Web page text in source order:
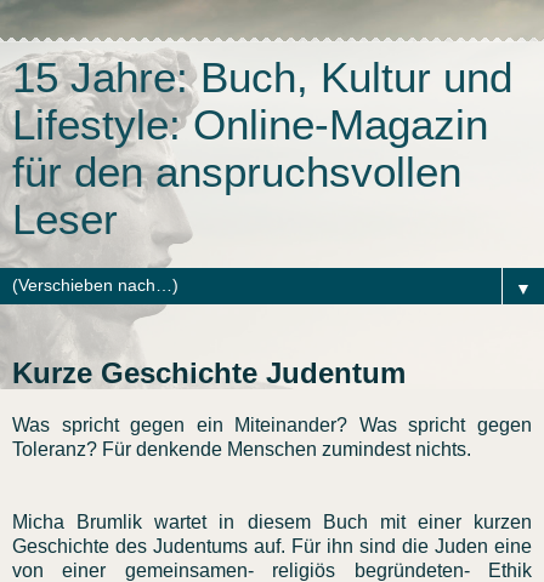
15 Jahre: Buch, Kultur und
Lifestyle: Online-Magazin
für den anspruchsvollen
Leser
▼
Kurze Geschichte Judentum
Was spricht gegen ein Miteinander? Was spricht gegen
Toleranz? Für denkende Menschen zumindest nichts.
Micha Brumlik wartet in diesem Buch mit einer kurzen
Geschichte des Judentums auf. Für ihn sind die Juden eine
von einer gemeinsamen- religiös begründeten- Ethik